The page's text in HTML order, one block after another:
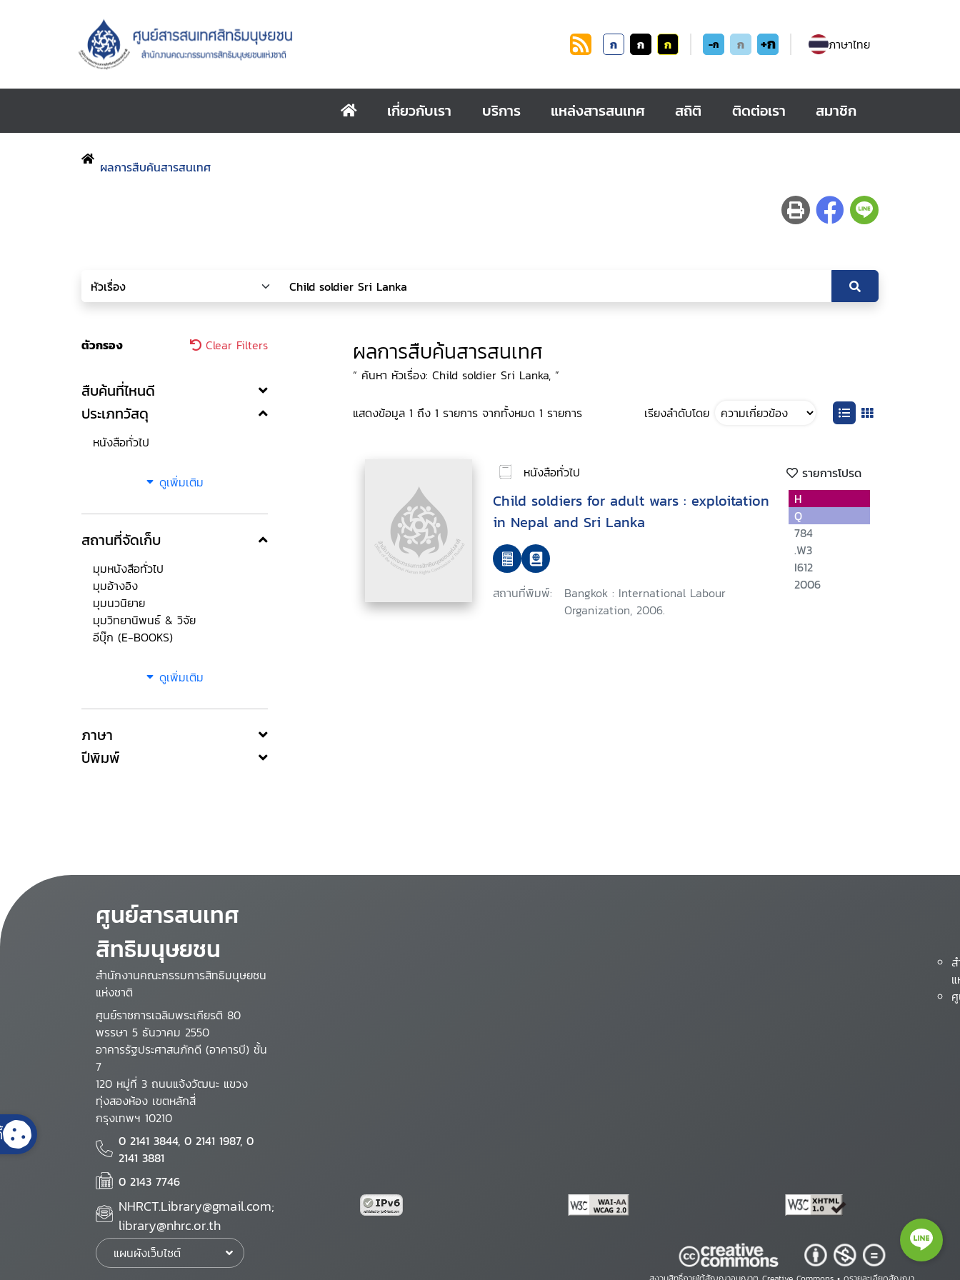
ก ก ก -ก ก +ก ภาษาไทย
เกี่ยวกับเรา บริการ แหล่งสารสนเทศ สถิติ ติดต่อเรา สมาชิก
ผลการสืบค้นสารสนเทศ
ตัวกรอง Clear Filters
สืบค้นที่ไหนดี
ประเภทวัสดุ
หนังสือทั่วไป
ดูเพิ่มเติม
สถานที่จัดเก็บ
มุมหนังสือทั่วไป
มุมอ้างอิง
มุมนวนิยาย
มุมวิทยานิพนธ์ & วิจัย
อีบุ๊ก (E-BOOKS)
ดูเพิ่มเติม
ภาษา
ปีพิมพ์
ผลการสืบค้นสารสนเทศ
“ ค้นหา หัวเรื่อง: Child soldier Sri Lanka, ”
แสดงข้อมูล 1 ถึง 1 รายการ จากทั้งหมด 1 รายการ เรียงลำดับโดย
หนังสือทั่วไป รายการโปรด
Child soldiers for adult wars : exploitation
in Nepal and Sri Lanka
สถานที่พิมพ์:
Bangkok : International Labour
Organization, 2006.
H
Q
784
.W3
I612
2006
ศูนย์สารสนเทศ
สิทธิมนุษยชน
สำนักงานคณะกรรมการสิทธิมนุษยชน
แห่งชาติ
ศูนย์ราชการเฉลิมพระเกียรติ 80
พรรษา 5 ธันวาคม 2550
อาคารรัฐประศาสนภักดี (อาคารบี) ชั้น
7
120 หมู่ที่ 3 ถนนแจ้งวัฒนะ แขวง
ทุ่งสองห้อง เขตหลักสี่
กรุงเทพฯ 10210
0 2141 3844, 0 2141 1987, 0
2141 3881
0 2143 7746
NHRCT.Library@gmail.com;
library@nhrc.or.th
แผนผังเว็บไซต์